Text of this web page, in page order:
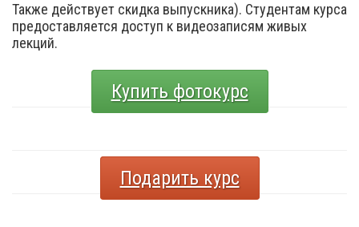
Также действует скидка выпускника). Студентам курса
предоставляется доступ к видеозаписям живых
лекций.
Купить фотокурс
Подарить курс